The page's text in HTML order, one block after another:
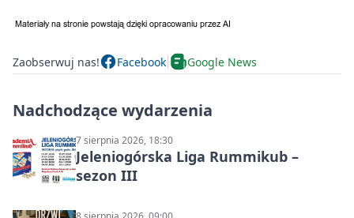
Zaobserwuj nas! Facebook Google News
Nadchodzące wydarzenia
7 sierpnia 2026, 18:30
Jeleniogórska Liga Rummikub –
sezon III